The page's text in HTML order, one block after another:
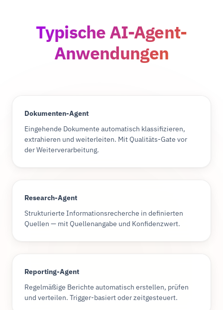
Typische AI-Agent-
Anwendungen
Dokumenten-Agent
Eingehende Dokumente automatisch klassifizieren,
extrahieren und weiterleiten. Mit Qualitäts-Gate vor
der Weiterverarbeitung.
Research-Agent
Strukturierte Informationsrecherche in definierten
Quellen — mit Quellenangabe und Konfidenzwert.
Reporting-Agent
Regelmäßige Berichte automatisch erstellen, prüfen
und verteilen. Trigger-basiert oder zeitgesteuert.